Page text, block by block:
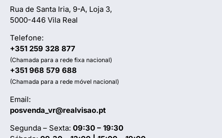
Rua de Santa Iria, 9-A, Loja 3,
5000-446 Vila Real
Telefone:
+351 259 328 877
(Chamada para a rede fixa nacional)
+351 968 579 688
(Chamada para a rede móvel nacional)
Email:
posvenda_vr@realvisao.pt
Segunda – Sexta: 09:30 – 19:30